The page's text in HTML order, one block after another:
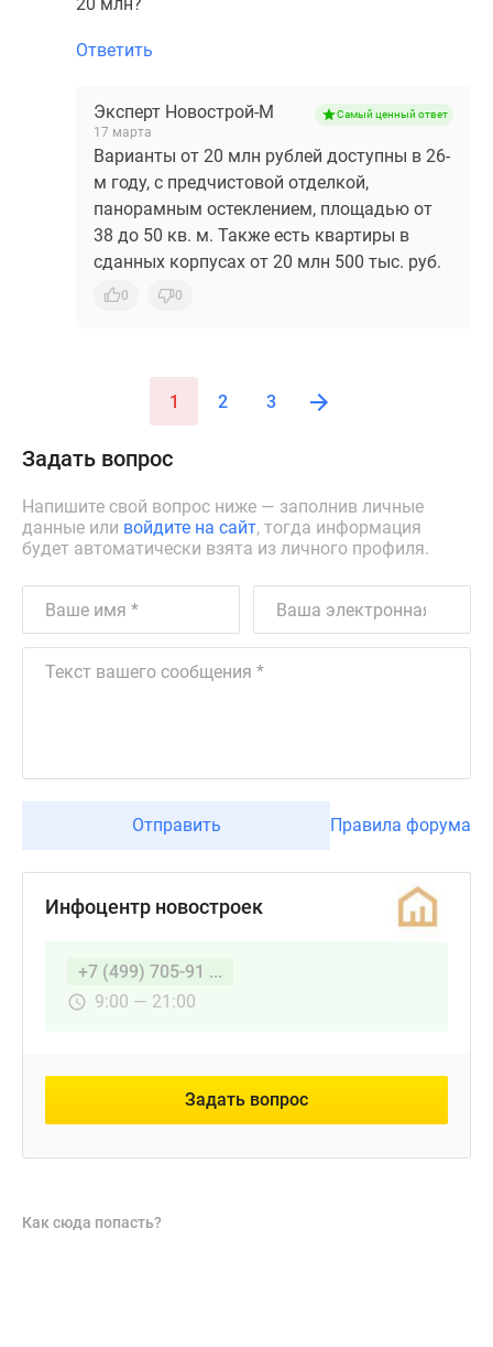
Ответить
Эксперт Новострой-М
17 марта
Самый ценный ответ
Варианты от 20 млн рублей доступны в 26-
м году, с предчистовой отделкой,
панорамным остеклением, площадью от
38 до 50 кв. м. Также есть квартиры в
сданных корпусах от 20 млн 500 тыс. руб.
0 0
1 2 3
Задать вопрос
Напишите свой вопрос ниже — заполнив личные
данные или войдите на сайт, тогда информация
будет автоматически взята из личного профиля.
Отправить Правила форума
Инфоцентр новостроек
+7 (499) 705-91 ...
9:00 — 21:00
Задать вопрос
Как сюда попасть?